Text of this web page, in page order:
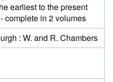
earliest to the present
complete in 2 volumes
: W. and R. Chambers